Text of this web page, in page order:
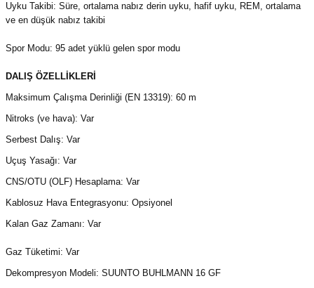
Uyku Takibi: Süre, ortalama nabız derin uyku, hafif uyku, REM, ortalama
ve en düşük nabız takibi
Spor Modu: 95 adet yüklü gelen spor modu
DALIŞ ÖZELLİKLERİ
Maksimum Çalışma Derinliği (EN 13319): 60 m
Nitroks (ve hava): Var
Serbest Dalış: Var
Uçuş Yasağı: Var
CNS/OTU (OLF) Hesaplama: Var
Kablosuz Hava Entegrasyonu: Opsiyonel
Kalan Gaz Zamanı: Var
Gaz Tüketimi: Var
Dekompresyon Modeli: SUUNTO BUHLMANN 16 GF